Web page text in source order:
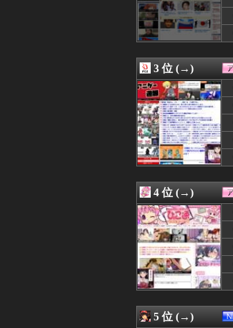
08/06 12:57
08/06 12:57
08/06 12:57
08/06 12:57
08/06 12:56
08/06 12:56
08/06 12:55
08/06 12:50
08/06 12:50
08/06 12:49
08/06 12:47
08/06 12:47
08/06 12:47
08/06 12:47
08/06 12:47
08/06 12:47
08/06 12:47
08/06 12:46
08/06 12:45
08/06 12:45
08/06 12:45
08/06 12:44
08/06 12:42
3 位 (→)
4 位 (→)
5 位 (→)